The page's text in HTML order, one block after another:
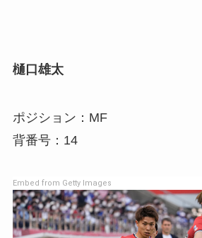
樋口雄太
ポジション：MF
背番号：14
Embed from Getty Images